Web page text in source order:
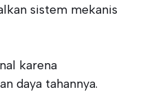
sistem mekanis
karena
daya tahannya.